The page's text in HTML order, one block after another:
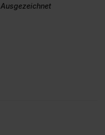
Ausgezeichnet